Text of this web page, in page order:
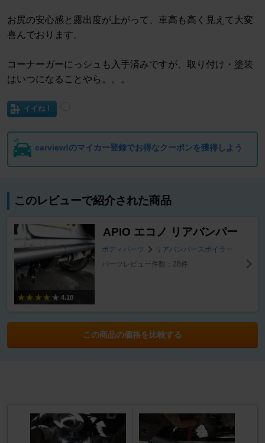
お尻の安心感と露出度が上がって、車高も高く見えて大変
喜んでおります。
コーナーガーにっシュも入手済みですが、取り付け・塗装
はいつになることやら。。。
イイね！
carview!のマイカー登録でお得なクーポンを獲得しよう
このレビューで紹介された商品
4.18
APIO エコノ リアバンパー
ボディパーツ
リアバンパースポイラー
パーツレビュー件数：28件
この商品の価格を比較する